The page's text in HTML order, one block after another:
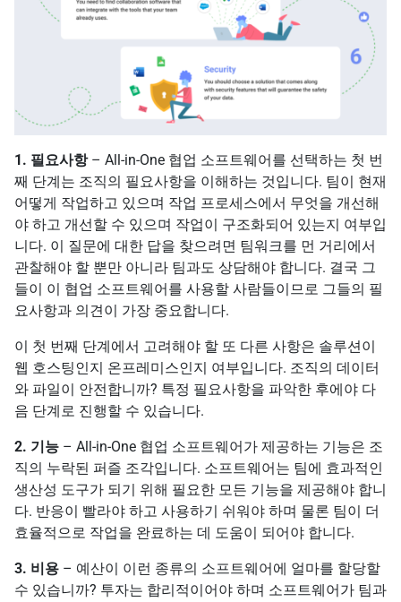
1. 필요사항– All-in-One 협업 소프트웨어를 선택하는 첫 번
째 단계는 조직의 필요사항을 이해하는 것입니다. 팀이 현재
어떻게 작업하고 있으며 작업 프로세스에서 무엇을 개선해
야 하고 개선할 수 있으며 작업이 구조화되어 있는지 여부입
니다. 이 질문에 대한 답을 찾으려면 팀워크를 먼 거리에서
관찰해야 할 뿐만 아니라 팀과도 상담해야 합니다. 결국 그
들이 이 협업 소프트웨어를 사용할 사람들이므로 그들의 필
요사항과 의견이 가장 중요합니다.
이 첫 번째 단계에서 고려해야 할 또 다른 사항은 솔루션이
웹 호스팅인지 온프레미스인지 여부입니다. 조직의 데이터
와 파일이 안전합니까? 특정 필요사항을 파악한 후에야 다
음 단계로 진행할 수 있습니다.
2. 기능 – All-in-One 협업 소프트웨어가 제공하는 기능은 조
직의 누락된 퍼즐 조각입니다. 소프트웨어는 팀에 효과적인
생산성 도구가 되기 위해 필요한 모든 기능을 제공해야 합니
다. 반응이 빨라야 하고 사용하기 쉬워야 하며 물론 팀이 더
효율적으로 작업을 완료하는 데 도움이 되어야 합니다.
3. 비용 – 예산이 이런 종류의 소프트웨어에 얼마를 할당할
수 있습니까? 투자는 합리적이어야 하며 소프트웨어가 팀과